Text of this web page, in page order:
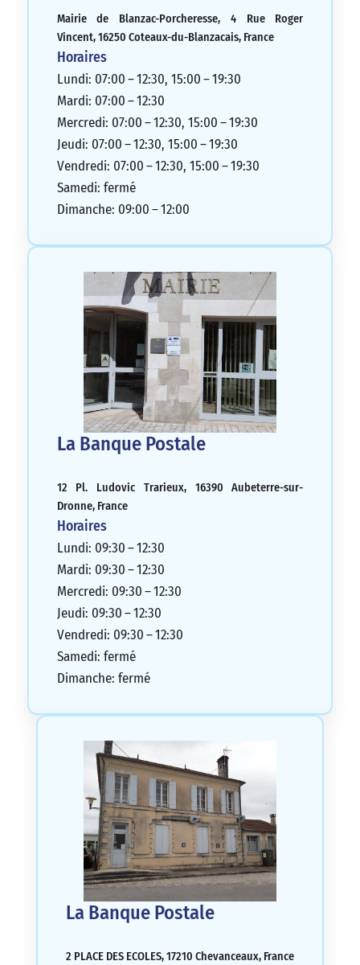
Mairie de Blanzac-Porcheresse, 4 Rue Roger
Vincent, 16250 Coteaux-du-Blanzacais, France
Horaires
Lundi: 07:00 – 12:30, 15:00 – 19:30
Mardi: 07:00 – 12:30
Mercredi: 07:00 – 12:30, 15:00 – 19:30
Jeudi: 07:00 – 12:30, 15:00 – 19:30
Vendredi: 07:00 – 12:30, 15:00 – 19:30
Samedi: fermé
Dimanche: 09:00 – 12:00
La Banque Postale
12 Pl. Ludovic Trarieux, 16390 Aubeterre-sur-
Dronne, France
Horaires
Lundi: 09:30 – 12:30
Mardi: 09:30 – 12:30
Mercredi: 09:30 – 12:30
Jeudi: 09:30 – 12:30
Vendredi: 09:30 – 12:30
Samedi: fermé
Dimanche: fermé
La Banque Postale
2 PLACE DES ECOLES, 17210 Chevanceaux, France